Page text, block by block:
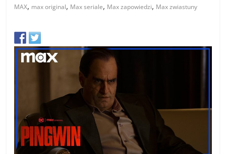
MAX, max original, Max seriale, Max zapowiedzi, Max zwiastuny